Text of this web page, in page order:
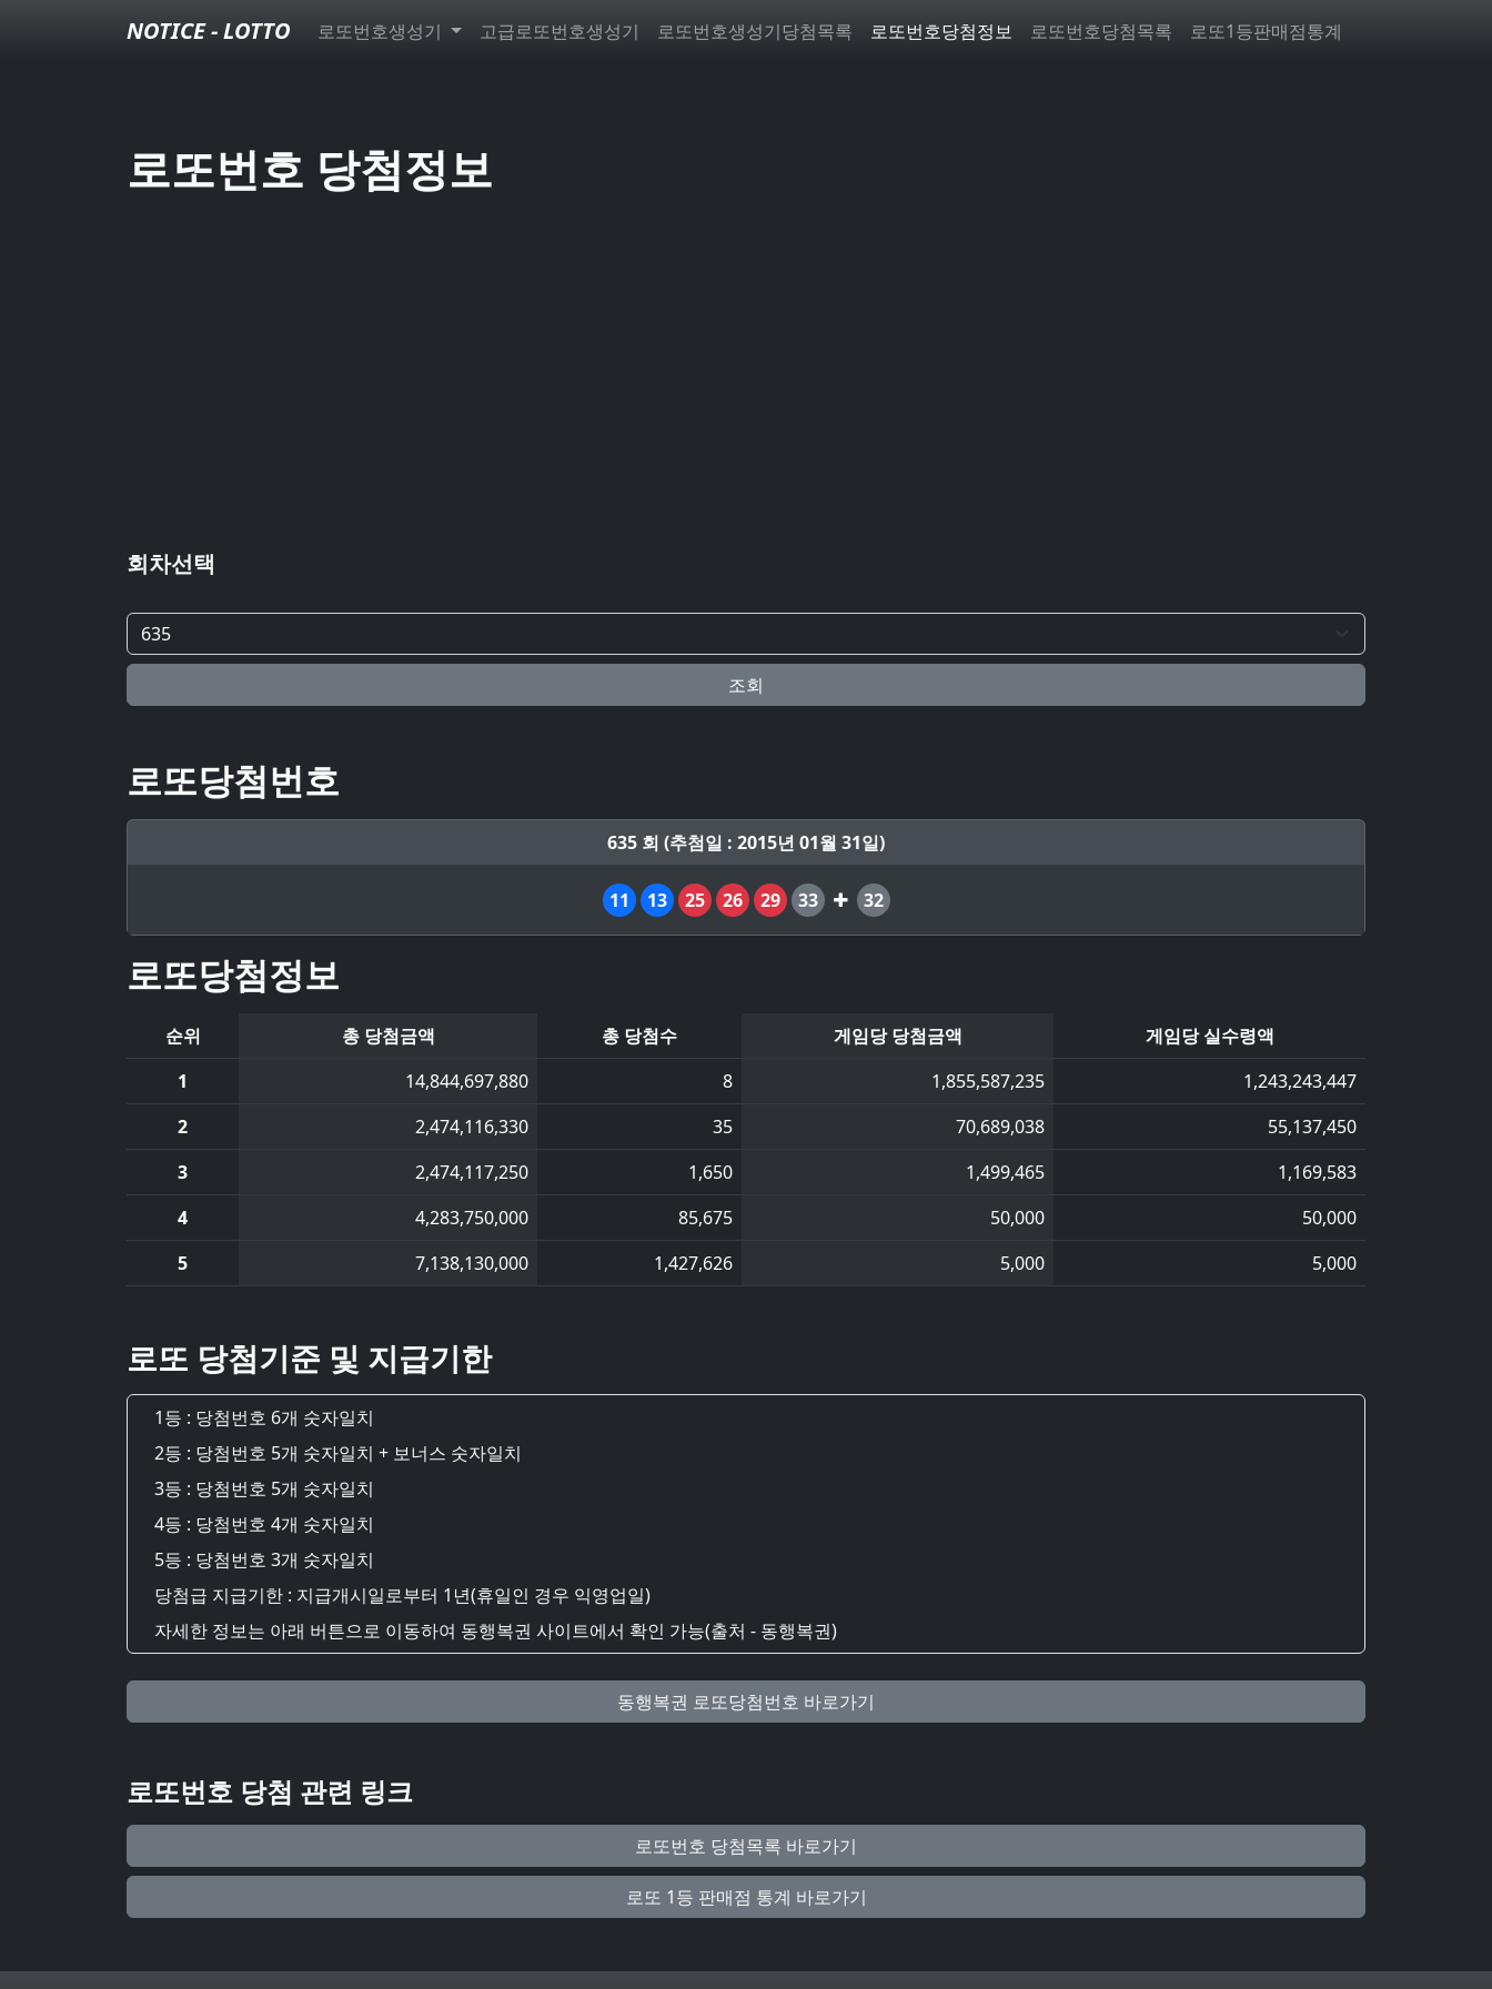
NOTICE - LOTTO 로또번호생성기 고급로또번호생성기 로또번호생성기당첨목록 로또번호당첨정보 로또번호당첨목록 로또1등판매점통계
로또번호 당첨정보
회차선택
조회
로또당첨번호
635 회 (추첨일 : 2015년 01월 31일)
11 13 25 26 29 33 32
로또당첨정보
순위 총 당첨금액 총 당첨수 게임당 당첨금액
게임당 실수령액
1
14,844,697,880 8 1,855,587,235
1,243,243,447
2
2,474,116,330 35 70,689,038
55,137,450
3
2,474,117,250 1,650 1,499,465
1,169,583
4
4,283,750,000 85,675 50,000
50,000
5
7,138,130,000 1,427,626 5,000 5,000
로또 당첨기준 및 지급기한
1등 : 당첨번호 6개 숫자일치
2등 : 당첨번호 5개 숫자일치 + 보너스 숫자일치
3등 : 당첨번호 5개 숫자일치
4등 : 당첨번호 4개 숫자일치
5등 : 당첨번호 3개 숫자일치
당첨급 지급기한 : 지급개시일로부터 1년(휴일인 경우 익영업일)
자세한 정보는 아래 버튼으로 이동하여 동행복권 사이트에서 확인 가능(출처 - 동행복권)
동행복권 로또당첨번호 바로가기
로또번호 당첨 관련 링크
로또번호 당첨목록 바로가기
로또 1등 판매점 통계 바로가기